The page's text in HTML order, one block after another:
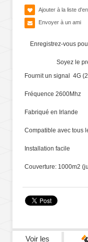
Ajouter à la liste
Envoyer à un ami
Enregistrez-vous
Soyez le
Fournit un signal 4G
Fréquence 2600Mhz
Fabriqué en Irlande
Compatible avec tous
Installation facile
Couverture: 1000m2
Voir les